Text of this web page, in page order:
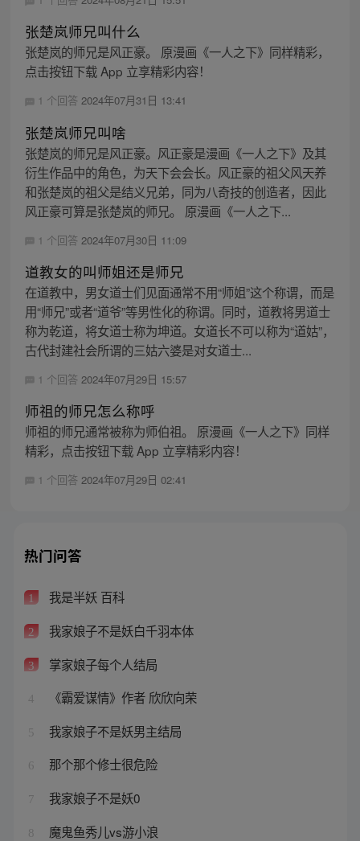
张楚岚师兄叫什么
张楚岚的师兄是风正豪。 原漫画《一人之下》同样精彩，
点击按钮下载 App 立享精彩内容！
1 个回答 2024年07月31日 13:41
张楚岚师兄叫啥
张楚岚的师兄是风正豪。风正豪是漫画《一人之下》及其
衍生作品中的角色，为天下会会长。风正豪的祖父风天养
和张楚岚的祖父是结义兄弟，同为八奇技的创造者，因此
风正豪可算是张楚岚的师兄。 原漫画《一人之下...
1 个回答 2024年07月30日 11:09
道教女的叫师姐还是师兄
在道教中，男女道士们见面通常不用“师姐”这个称谓，而是
用“师兄”或者“道爷”等男性化的称谓。同时，道教将男道士
称为乾道，将女道士称为坤道。女道长不可以称为“道姑”，
古代封建社会所谓的三姑六婆是对女道士...
1 个回答 2024年07月29日 15:57
师祖的师兄怎么称呼
师祖的师兄通常被称为师伯祖。 原漫画《一人之下》同样
精彩，点击按钮下载 App 立享精彩内容！
1 个回答 2024年07月29日 02:41
热门问答
1 我是半妖 百科
2 我家娘子不是妖白千羽本体
3 掌家娘子每个人结局
4 《霸爱谋情》作者 欣欣向荣
5 我家娘子不是妖男主结局
6 那个那个修士很危险
7 我家娘子不是妖0
8 魔鬼鱼秀儿vs游小浪